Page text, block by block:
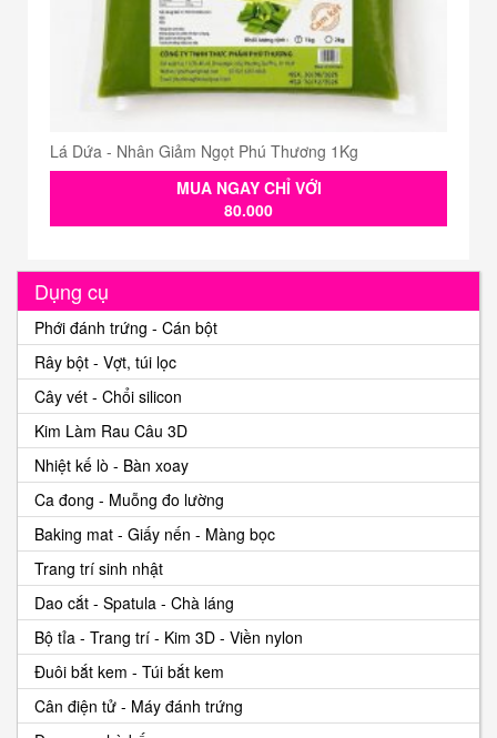
Lá Dứa - Nhân Giảm Ngọt Phú Thương 1Kg
MUA NGAY CHỈ VỚI
80.000
Dụng cụ
Phới đánh trứng - Cán bột
Rây bột - Vợt, túi lọc
Cây vét - Chổi silicon
Kim Làm Rau Câu 3D
Nhiệt kế lò - Bàn xoay
Ca đong - Muỗng đo lường
Baking mat - Giấy nến - Màng bọc
Trang trí sinh nhật
Dao cắt - Spatula - Chà láng
Bộ tỉa - Trang trí - Kim 3D - Viền nylon
Đuôi bắt kem - Túi bắt kem
Cân điện tử - Máy đánh trứng